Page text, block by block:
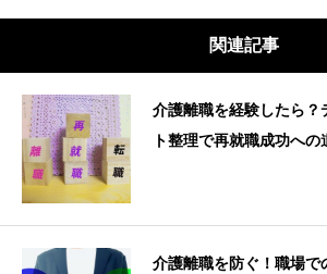
関連記事
介護離職を経験したら？
ト整理で再就職成功への
介護離職を防ぐ！職場で